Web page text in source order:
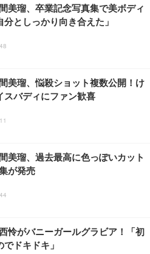
美瑠、卒業記念写真集で美ボディ
としっかり向き合えた」
美瑠、悩殺ショット複数公開！け
スバディにファン歓喜
美瑠、過去最高に色っぽいカット
が発売
怜がバニーガールグラビア！「初
ドキドキ」